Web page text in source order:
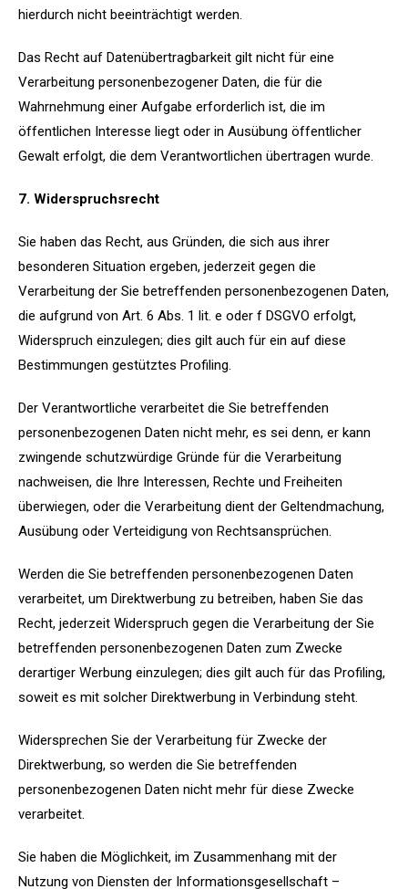
hierdurch nicht beeinträchtigt werden.
Das Recht auf Datenübertragbarkeit gilt nicht für eine
Verarbeitung personenbezogener Daten, die für die
Wahrnehmung einer Aufgabe erforderlich ist, die im
öffentlichen Interesse liegt oder in Ausübung öffentlicher
Gewalt erfolgt, die dem Verantwortlichen übertragen wurde.
7. Widerspruchsrecht
Sie haben das Recht, aus Gründen, die sich aus ihrer
besonderen Situation ergeben, jederzeit gegen die
Verarbeitung der Sie betreffenden personenbezogenen Daten,
die aufgrund von Art. 6 Abs. 1 lit. e oder f DSGVO erfolgt,
Widerspruch einzulegen; dies gilt auch für ein auf diese
Bestimmungen gestütztes Profiling.
Der Verantwortliche verarbeitet die Sie betreffenden
personenbezogenen Daten nicht mehr, es sei denn, er kann
zwingende schutzwürdige Gründe für die Verarbeitung
nachweisen, die Ihre Interessen, Rechte und Freiheiten
überwiegen, oder die Verarbeitung dient der Geltendmachung,
Ausübung oder Verteidigung von Rechtsansprüchen.
Werden die Sie betreffenden personenbezogenen Daten
verarbeitet, um Direktwerbung zu betreiben, haben Sie das
Recht, jederzeit Widerspruch gegen die Verarbeitung der Sie
betreffenden personenbezogenen Daten zum Zwecke
derartiger Werbung einzulegen; dies gilt auch für das Profiling,
soweit es mit solcher Direktwerbung in Verbindung steht.
Widersprechen Sie der Verarbeitung für Zwecke der
Direktwerbung, so werden die Sie betreffenden
personenbezogenen Daten nicht mehr für diese Zwecke
verarbeitet.
Sie haben die Möglichkeit, im Zusammenhang mit der
Nutzung von Diensten der Informationsgesellschaft –